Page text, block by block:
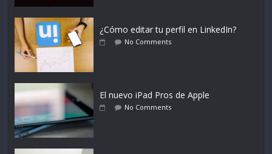
¿Cómo editar tu perfil en LinkedIn?
No Comments
El nuevo iPad Pros de Apple
No Comments